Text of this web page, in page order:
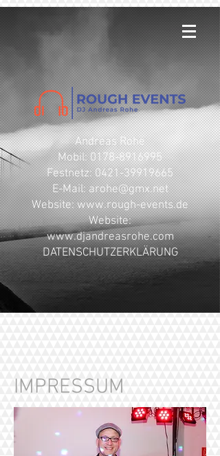
Andreas Rohe
Mobil: 0178-8916995
Festnetz: 0421-39919665
E-Mail: arohe@gmx.net
​Website: www.rough-events.de
Website:
www.djandreasrohe.com
DATENSCHUTZERKLÄRUNG
IMPRESSUM